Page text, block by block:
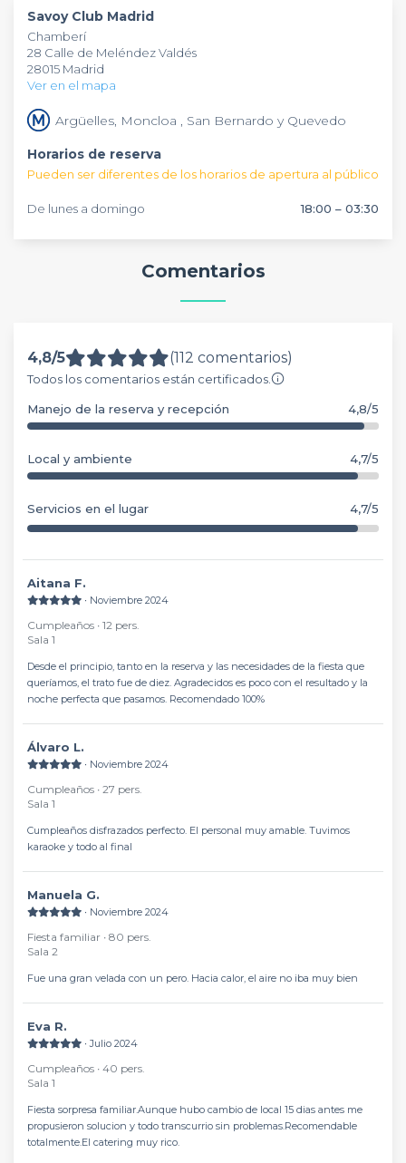
desarrollo y el aprendizaje
cuyo objetivo es el equilibrio entre la adquisición de
conocimientos y la diversión, sin olvidar el factor socio-
cultural. Éste bar cuenta con
diferenciados, que permiten realizar cualquier actividad, ya
o no (cumpleaños, despedidas, fiestas, celebraciones....)
podrás organizar todos tus eventos de manera
personalizada. ¡Reserva ya, de forma
nuestra web Privateaser
Savoy Club Madrid
Chamberí
28 Calle de Meléndez Valdés
28015 Madrid
Ver en el mapa
Argüelles, Moncloa , San Bernardo y Quevedo
Horarios de reserva
Pueden ser diferentes de los horarios de apertura al público
De lunes a domingo 18:00 – 03:30
Comentarios
4,8/5 (112 comentarios)
Todos los comentarios están certificados.
Manejo de la reserva y recepción 4,8/5
Local y ambiente 4,7/5
Servicios en el lugar 4,7/5
Aitana F.
∙ Noviembre 2024
Cumpleaños ∙ 12 pers.
Sala 1
Desde el principio, tanto en la reserva y las necesidades de la fiesta que
queríamos, el trato fue de diez. Agradecidos es poco con el resultado y la
noche perfecta que pasamos. Recomendado 100%
Álvaro L.
∙ Noviembre 2024
Cumpleaños ∙ 27 pers.
Sala 1
Cumpleaños disfrazados perfecto. El personal muy amable. Tuvimos
karaoke y todo al final
Manuela G.
∙ Noviembre 2024
Fiesta familiar ∙ 80 pers.
Sala 2
Fue una gran velada con un pero. Hacia calor, el aire no iba muy bien
Eva R.
∙ Julio 2024
Cumpleaños ∙ 40 pers.
Sala 1
Fiesta sorpresa familiar.Aunque hubo cambio de local 15 dias antes me
propusieron solucion y todo transcurrio sin problemas.Recomendable
totalmente.El catering muy rico.